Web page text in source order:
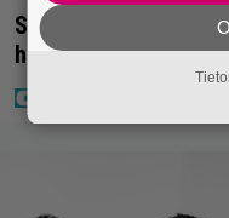
Sampo Kaulanen sai
hoitolaitteessa